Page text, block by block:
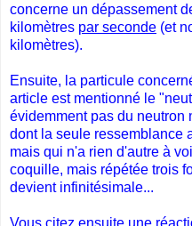
concerne un dépassement
kilomètres par seconde (et
kilomètres).
Ensuite, la particule
article est mentionné le
évidemment pas du neutron
dont la seule ressemblance
mais qui n'a rien d'autre à
coquille, mais répétée trois
devient infinitésimale...
Vous citez ensuite une